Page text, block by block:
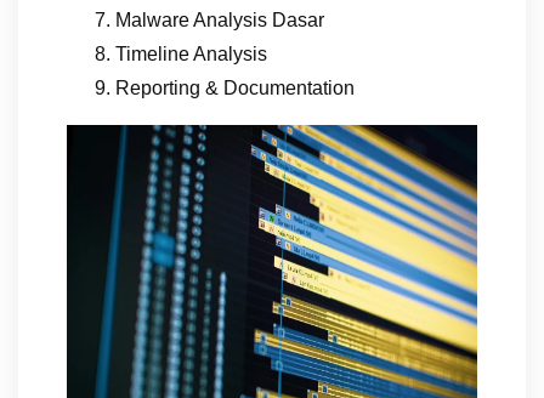
Malware Analysis Dasar
Timeline Analysis
Reporting & Documentation